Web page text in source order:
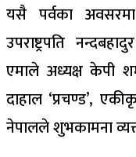
यसै पर्वका अवसरमा
उपराष्ट्रपति
एमाले अध्यक्ष केपी
दाहाल ‘प्रचण्ड’,
नेपालले शुभकामना